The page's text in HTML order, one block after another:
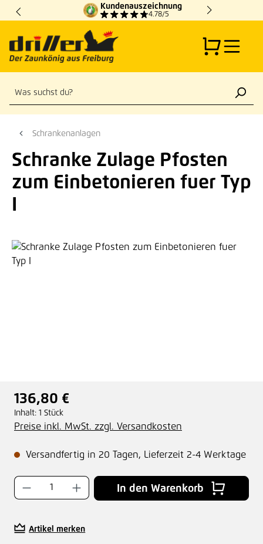
Zum Hauptinhalt springen
Kundenauszeichnung
4.78/5
Schrankenanlagen
Schranke Zulage Pfosten
zum Einbetonieren fuer Typ
Bildergalerie überspringen
Regulärer Preis:
136,80 €
Inhalt: 1 Stück
Preise inkl. MwSt. zzgl. Versandkosten
Versandfertig in 20 Tagen, Lieferzeit 2-4 Werktage
Produkt Anzahl: Gib den gewünschten
In den Warenkorb
Artikel merken